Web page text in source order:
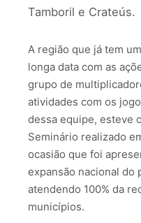
Tamboril e Crateús.
A região que já tem
longa data com as
grupo de
atividades com os
dessa equipe, esteve
Seminário realizado
ocasião que foi
expansão nacional do
atendendo 100% da
municípios.